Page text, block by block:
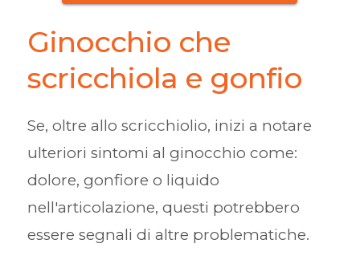
Ginocchio che
scricchiola e gonfio
Se, oltre allo scricchiolio, inizi a notare
ulteriori sintomi al ginocchio come:
dolore, gonfiore o liquido
nell'articolazione, questi potrebbero
essere segnali di altre problematiche.